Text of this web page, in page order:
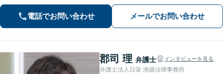
民事から刑事事件まで幅広く支援【完
電話でお問い合わせ メールでお問い合わせ
郡司 理 弁護士 インタビューを見る
弁護士法人日栄 池袋法律事務所